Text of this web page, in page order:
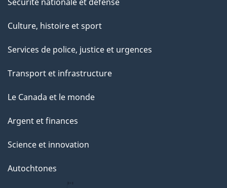
Culture, histoire et sport
Services de police, justice et urgences
Transport et infrastructure
Le Canada et le monde
Argent et finances
Science et innovation
Autochtones